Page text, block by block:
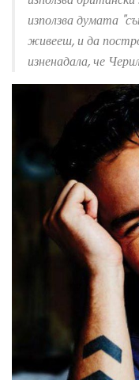
използва думата
живееш, и да
изненадала, че